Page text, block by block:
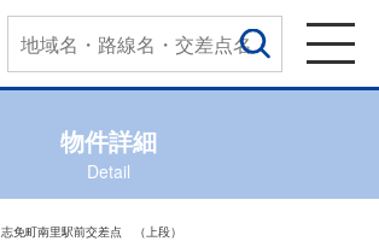
物件詳細
Detail
志免町南里駅前交差点 （上段）